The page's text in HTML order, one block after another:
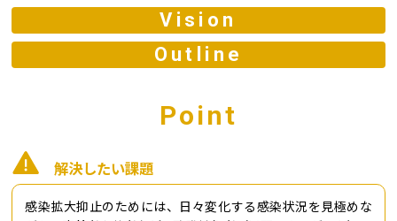
Vision
Outline
Point
解決したい課題
感染拡大抑止のためには、日々変化する感染状況を見極めな